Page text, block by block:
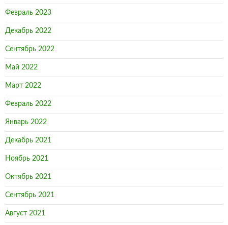
Февраль 2023
Декабрь 2022
Сентябрь 2022
Май 2022
Март 2022
Февраль 2022
Январь 2022
Декабрь 2021
Ноябрь 2021
Октябрь 2021
Сентябрь 2021
Август 2021